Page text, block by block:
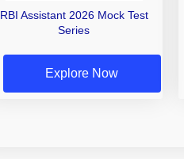
RBI Assistant 2026 Mock Test
Series
Explore Now